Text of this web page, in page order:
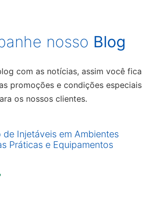
nosso Blog
com as notícias, assim você fica
promoções e condições especiais
os nossos clientes.
de Injetáveis em Ambientes
Práticas e Equipamentos